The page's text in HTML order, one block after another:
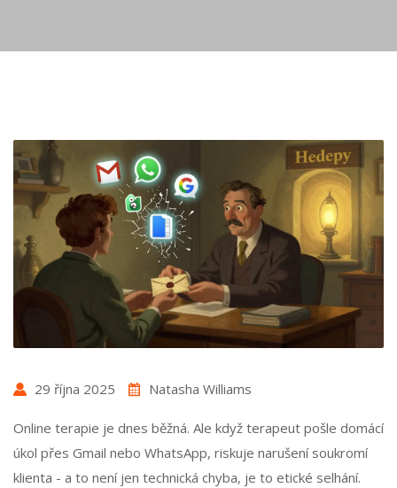
29 října 2025 Natasha Williams
Online terapie je dnes běžná. Ale když terapeut pošle domácí
úkol přes Gmail nebo WhatsApp, riskuje narušení soukromí
klienta - a to není jen technická chyba, je to etické selhání.